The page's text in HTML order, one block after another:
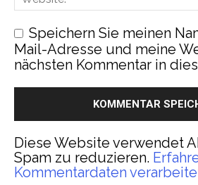
Speichern Sie meinen
Mail-Adresse und meine
nächsten Kommentar in
Diese Website verwendet
Spam zu reduzieren.
Kommentardaten